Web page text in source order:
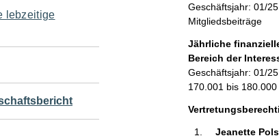
lebzeitige
n
h
a
l
Geschäftsjahr: 01/
Mitgliedsbeiträge
Jährliche
Bereich der
Geschäftsjahr: 01/
170.001 bis
Jeanette